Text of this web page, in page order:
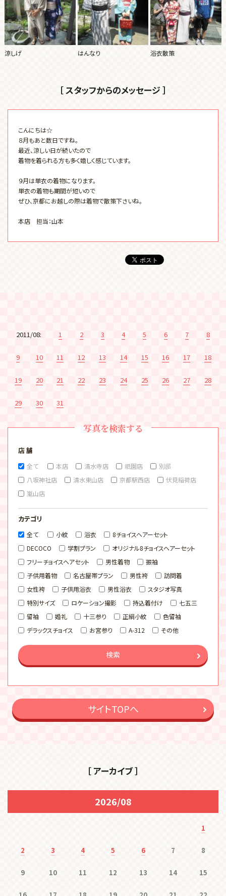
涼しげ はんなり 浴衣散策
［ スタッフからのメッセージ ］
こんにちは☆
８月もあと数日ですね。
最近、涼しい日が続いたので
着物を着られる方も多く嬉しく感じています。
９月は単衣の着物になります。
単衣の着物も期間が短いので
ぜひ、京都にお越しの際は着物で散策下さいね。
本店 担当：山本
2011/08: 1 2 3 4 5 6 7 8
9 10 11 12 13 14 15 16 17 18
19 20 21 22 23 24 25 26 27 28
29 30 31
写真を検索する
店 舗
全て 本店 清水寺店 祇園店
別邸
八坂神社店
清水東山店 京都駅西店
伏見稲荷店
嵐山店
カテゴリ
全て 小紋 浴衣
8チョイスヘアーセット
DECOCO
学割プラン
オリジナル8チョイスヘアーセット
フリーチョイスヘアセット
男性着物
振袖
子供用着物
名古屋帯プラン 男性袴
訪問着
女性袴
子供用浴衣 男性浴衣
スタジオ写真
特別サイズ
ロケーション撮影 持込着付け
七五三
留袖
婚礼 十三参り 正絹小紋
色留袖
デラックスチョイス
お宮参り A-312 その他
検索
サイトTOPへ
［ アーカイブ ］
2026/08
1
2 3 4 5 6 7 8
9 10 11 12 13 14 15